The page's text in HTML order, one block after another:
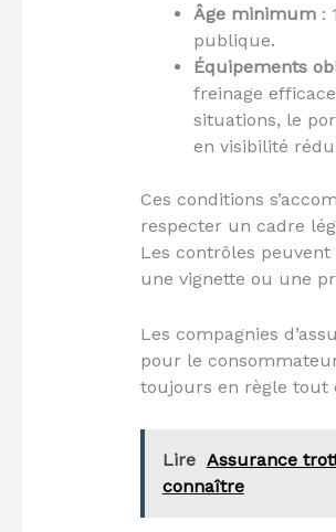
Âge minimum:
publique.
Équipements
freinage
situations, le
en visibilité
Ces conditions
respecter un cadre
Les contrôles
une vignette ou une
Les compagnies
pour le
toujours en règle tout
Lire Assurance
connaître